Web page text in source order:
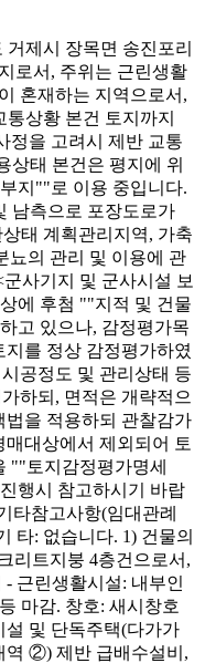
제시 장목면 송진포리
로서, 주위는 근린생활
혼재하는 지역으로서,
상황 본건 토지까지
정을 고려시 제반 교통
상태 본건은 평지에 위
지""로 이용 중입니다.
남측으로 포장도로가
태 계획관리지역, 가축
뇨의 관리 및 이용에 관
사기지 및 군사시설 보
에 후첨 ""지적 및 건물
고 있으나, 감정평가목
를 정상 감정평가하였
공정도 및 관리상태 등
하되, 면적은 개략적으
법을 적용하되 관찰감가
대상에서 제외되어 토
""토지감정평가명세
행시 참고하시기 바랍
타참고사항(임대관례
타: 없습니다. 1) 건물의
리트지붕 4층건으로서,
근린생활시설: 내부인
마감. 창호: 새시창호
및 단독주택(다가가
역 ②) 제반 급배수설비,